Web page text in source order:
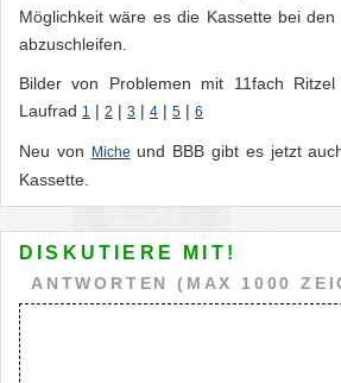
Möglichkeit wäre es die Kassette bei den
abzuschleifen.
Bilder von Problemen mit 11fach
Laufrad 1 | 2 | 3 | 4 | 5 | 6
Neu von Miche und BBB gibt es jetzt
Kassette.
DISKUTIERE MIT!
ANTWORTEN (MAX 1000